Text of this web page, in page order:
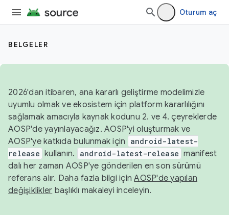
Oturum aç
BELGELER
2026'dan itibaren, ana kararlı geliştirme modelimizle
uyumlu olmak ve ekosistem için platform kararlılığını
sağlamak amacıyla kaynak kodunu 2. ve 4. çeyreklerde
AOSP'de yayınlayacağız. AOSP'yi oluşturmak ve
AOSP'ye katkıda bulunmak için
android-latest-
release kullanın. android-latest-release manifest
dalı her zaman AOSP'ye gönderilen en son sürümü
referans alır. Daha fazla bilgi içinAOSP'de yapılan
değişiklikler başlıklı makaleyi inceleyin.